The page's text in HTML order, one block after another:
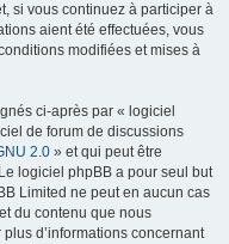
si vous continuez à participer à
aient été effectuées, vous
modifiées et mises à
ci-après par « logiciel
de forum de discussions
2.0 » et qui peut être
logiciel phpBB a pour seul but
Limited ne peut en aucun cas
du contenu que nous
d’informations concernant